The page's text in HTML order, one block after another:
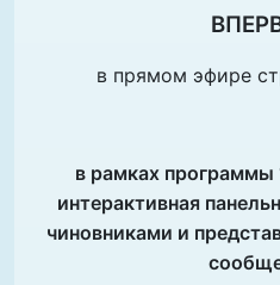
в прямом эфире
в рамках программы
интерактивная
чиновниками и